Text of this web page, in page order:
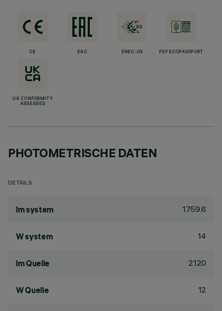
CE EAC ENEC-03 PEP ECOPASSPORT
UK CONFORMITY
ASSESSED
PHOTOMETRISCHE DATEN
DETAILS
lm system 1759.6
W system 14
lm Quelle 2120
W Quelle 12